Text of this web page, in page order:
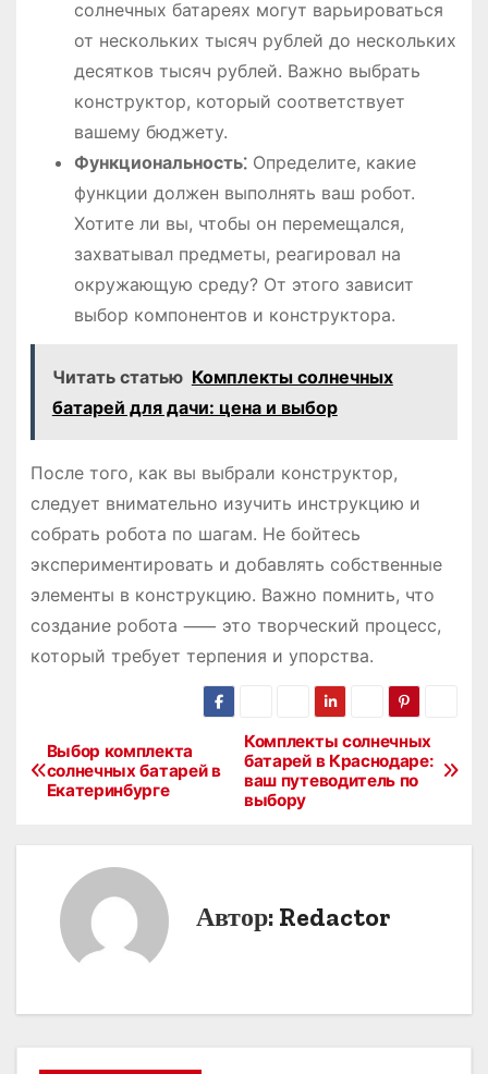
солнечных батареях могут варьироваться
от нескольких тысяч рублей до нескольких
десятков тысяч рублей. Важно выбрать
конструктор, который соответствует
вашему бюджету.
Функциональность⁚Определите, какие
функции должен выполнять ваш робот.
Хотите ли вы, чтобы он перемещался,
захватывал предметы, реагировал на
окружающую среду? От этого зависит
выбор компонентов и конструктора.
Читать статью Комплекты солнечных
батарей для дачи: цена и выбор
После того, как вы выбрали конструктор,
следует внимательно изучить инструкцию и
собрать робота по шагам. Не бойтесь
экспериментировать и добавлять собственные
элементы в конструкцию. Важно помнить, что
создание робота ⸺ это творческий процесс,
который требует терпения и упорства.
Н
ц
Комплекты солнечных
батарей в Краснодаре:
ваш путеводитель по
выбору
Выбор комплекта
солнечных батарей в
Екатеринбурге
Автор: Redactor